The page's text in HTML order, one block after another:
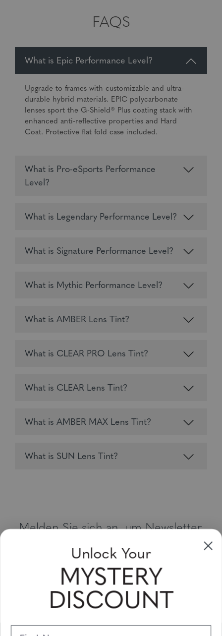
FAQS
What is Epic Performance Level?
Upgrade to frames with customizable and ultra-
durable hybrid materials. EPIC polycarbonate
lenses sport the G-Shield® Plus coating stack with
enhanced anti-reflective properties and Hard
Coat. Protective flat fold case included.
What is Pro-eSports Performance
Level?
What is Legendary Performance Level?
What is Signature Performance Level?
What is Mythic Performance Level?
What is AMBER Lens Tint?
What is CLEAR PRO Lens Tint?
What is CLEAR Lens Tint?
What is AMBER MAX Lens Tint?
What is SUN Lens Tint?
Melden Sie sich an, um Newsletter,
Sonderangebote und Gutscheine zu
erhalten
Bitte geben Sie Ihre E-Mail Adresse ein und abonnieren Sie!
Unlock Your
MYSTERY
DISCOUNT
First Name